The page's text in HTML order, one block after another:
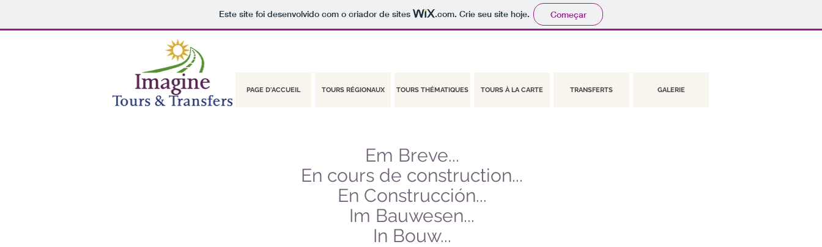
Este site foi desenvolvido com o criador de sites .com. Crie seu site hoje. Começar
PAGE D'ACCUEIL TOURS RÉGIONAUX TOURS THÉMATIQUES TOURS À LA CARTE TRANSFERTS GALERIE
Em Breve...
En cours de construction...
En Construcción...
Im Bauwesen...
In Bouw...